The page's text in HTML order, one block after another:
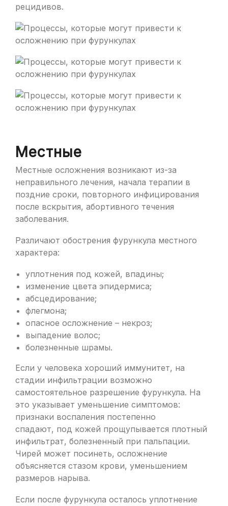
рецидивов.
Местные
Местные осложнения возникают из-за
неправильного лечения, начала терапии в
поздние сроки, повторного инфицирования
после вскрытия, абортивного течения
заболевания.
Различают обострения фурункула местного
характера:
уплотнения под кожей, впадины;
изменение цвета эпидермиса;
абсцедирование;
флегмона;
опасное осложнение – некроз;
выпадение волос;
болезненные шрамы.
Если у человека хороший иммунитет, на
стадии инфильтрации возможно
самостоятельное разрешение фурункула. На
это указывает уменьшение симптомов:
признаки воспаления постепенно
спадают, под кожей прощупывается плотный
инфильтрат, болезненный при пальпации.
Чирей может посинеть, осложнение
объясняется стазом крови, уменьшением
размеров нарыва.
Если после фурункула осталось уплотнение